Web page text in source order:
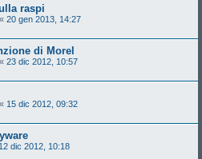
raspi
« 20 gen 2013, 14:27
di Morel
« 23 dic 2012, 10:57
« 15 dic 2012, 09:32
12 dic 2012, 10:18